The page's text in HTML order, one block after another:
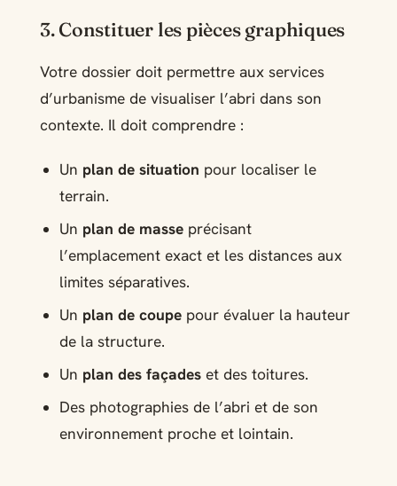
3. Constituer les pièces graphiques
Votre dossier doit permettre aux services
d’urbanisme de visualiser l’abri dans son
contexte. Il doit comprendre :
Un plan de situation pour localiser le
terrain.
Un plan de masse précisant
l’emplacement exact et les distances aux
limites séparatives.
Un plan de coupe pour évaluer la hauteur
de la structure.
Un plan des façades et des toitures.
Des photographies de l’abri et de son
environnement proche et lointain.